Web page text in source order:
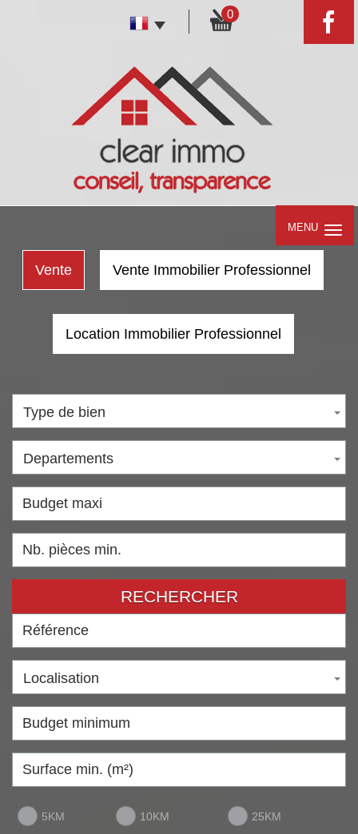
0
MENU
Vente Vente Immobilier Professionnel
Location Immobilier Professionnel
Type de bien
Departements
RECHERCHER
Localisation
5KM 10KM 25KM